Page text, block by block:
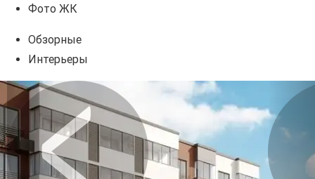
Фото ЖК
Обзорные
Интерьеры